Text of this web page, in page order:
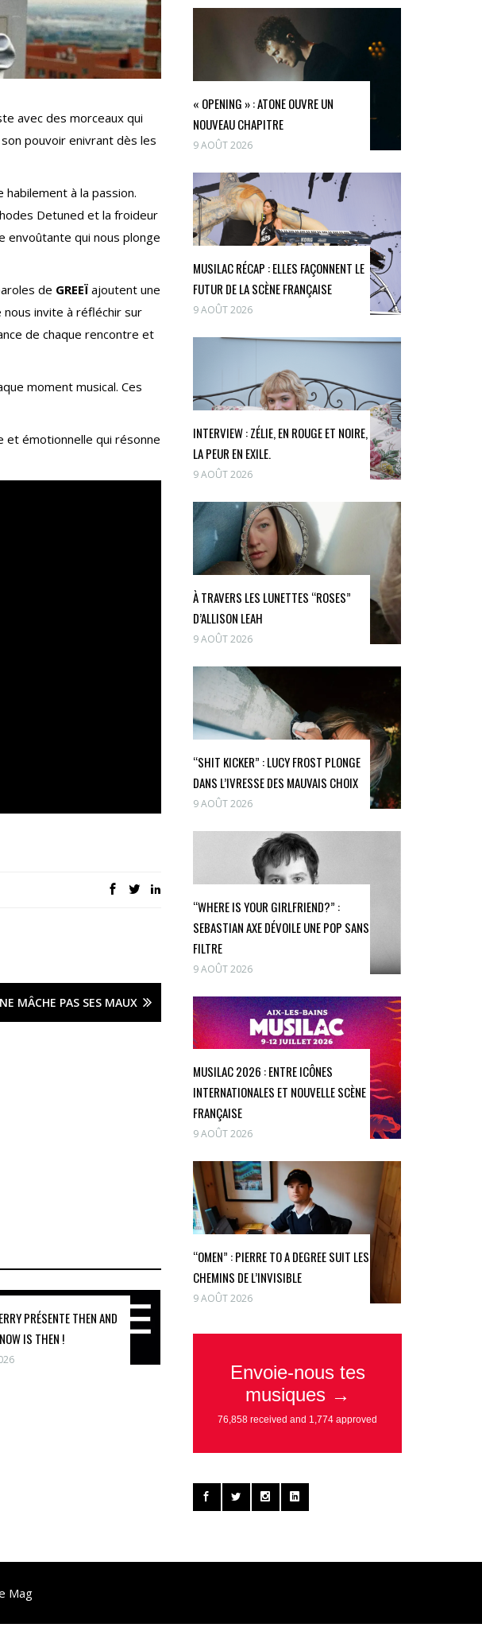
avec des morceaux qui
pouvoir enivrant dès les
à la passion.
Detuned et la froideur
envoûtante qui nous plonge
de GREEÏ ajoutent une
invite à réfléchir sur
de chaque rencontre et
moment musical. Ces
et émotionnelle qui résonne
MÂCHE PAS SES MAUX
PRÉSENTE THEN AND
IS THEN !
« OPENING » : ATONE OUVRE UN
NOUVEAU CHAPITRE
9 AOÛT 2026
MUSILAC RÉCAP : ELLES FAÇONNENT LE
FUTUR DE LA SCÈNE FRANÇAISE
9 AOÛT 2026
INTERVIEW : ZÉLIE, EN ROUGE ET NOIRE,
LA PEUR EN EXILE.
9 AOÛT 2026
À TRAVERS LES LUNETTES “ROSES”
D’ALLISON LEAH
9 AOÛT 2026
“SHIT KICKER” : LUCY FROST PLONGE
DANS L’IVRESSE DES MAUVAIS CHOIX
9 AOÛT 2026
“WHERE IS YOUR GIRLFRIEND?” :
SEBASTIAN AXE DÉVOILE UNE POP SANS
FILTRE
9 AOÛT 2026
MUSILAC 2026 : ENTRE ICÔNES
INTERNATIONALES ET NOUVELLE SCÈNE
FRANÇAISE
9 AOÛT 2026
“OMEN” : PIERRE TO A DEGREE SUIT LES
CHEMINS DE L’INVISIBLE
9 AOÛT 2026
Mag